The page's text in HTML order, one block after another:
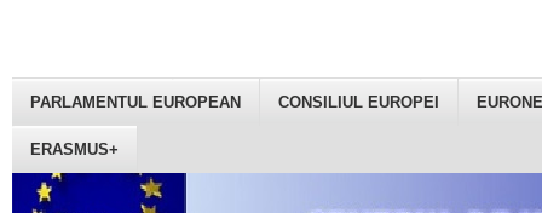
PARLAMENTUL EUROPEAN CONSILIUL EUROPEI
ERASMUS+